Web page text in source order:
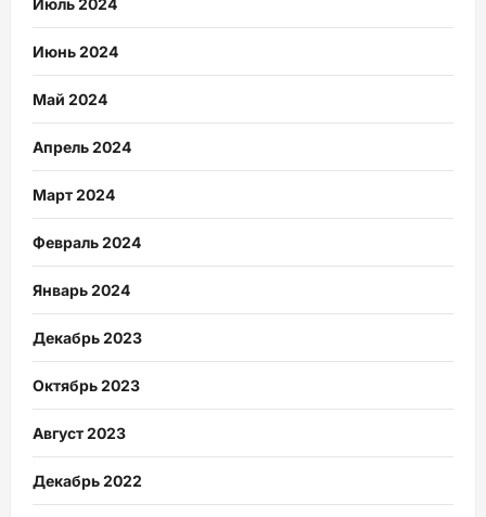
Июнь 2024
Май 2024
Апрель 2024
Март 2024
Февраль 2024
Январь 2024
Декабрь 2023
Октябрь 2023
Август 2023
Декабрь 2022